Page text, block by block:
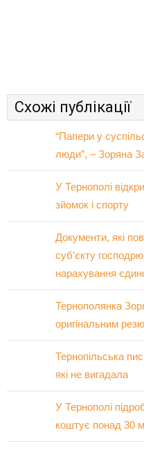
Схожі публікації
“Папери у
люди”, – Зоряна
У Тернополі
зйомок і спорту
Документи, які
суб’єкту
нарахування
Тернополянка
оригінальним
Тернопільська
які не вигадала
У Тернополі
коштує понад 30